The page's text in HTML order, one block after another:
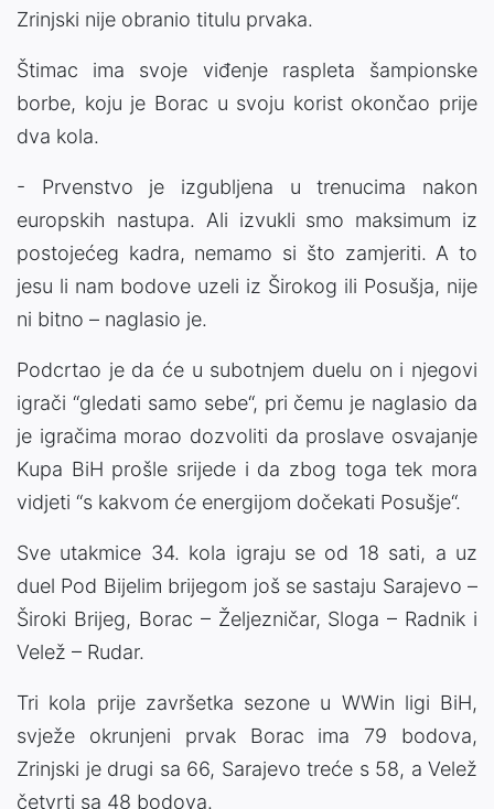
Zrinjski nije obranio titulu prvaka.
Štimac ima svoje viđenje raspleta šampionske
borbe, koju je Borac u svoju korist okončao prije
dva kola.
- Prvenstvo je izgubljena u trenucima nakon
europskih nastupa. Ali izvukli smo maksimum iz
postojećeg kadra, nemamo si što zamjeriti. A to
jesu li nam bodove uzeli iz Širokog ili Posušja, nije
ni bitno – naglasio je.
Podcrtao je da će u subotnjem duelu on i njegovi
igrači “gledati samo sebe“, pri čemu je naglasio da
je igračima morao dozvoliti da proslave osvajanje
Kupa BiH prošle srijede i da zbog toga tek mora
vidjeti “s kakvom će energijom dočekati Posušje“.
Sve utakmice 34. kola igraju se od 18 sati, a uz
duel Pod Bijelim brijegom još se sastaju Sarajevo –
Široki Brijeg, Borac – Željezničar, Sloga – Radnik i
Velež – Rudar.
Tri kola prije završetka sezone u WWin ligi BiH,
svježe okrunjeni prvak Borac ima 79 bodova,
Zrinjski je drugi sa 66, Sarajevo treće s 58, a Velež
četvrti sa 48 bodova.